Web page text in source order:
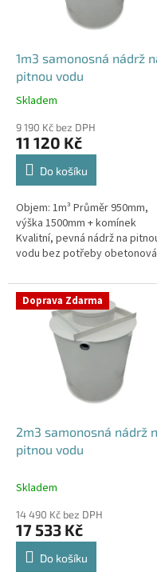
1m3 samonosná nádrž
pitnou vodu
Průměrné
produktu
je
5,0
hvězdiček.
Skladem
9 190 Kč bez DPH
11 120 Kč
Do košíku
Objem: 1m³ Průměr 950mm,
výška 1500mm + komínek
Kvalitní, pevná nádrž na
vodu bez potřeby
prostupů pro potrubí a
specifikujte...
Doprava Zdarma
2m3 samonosná nádrž
pitnou vodu
Skladem
14 490 Kč bez DPH
17 533 Kč
Do košíku